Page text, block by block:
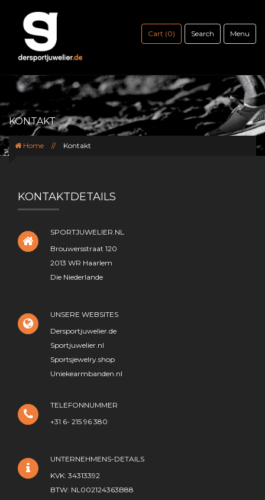
Menu
Search
Cart (0)
KONTAKT
Home // Kontakt
KONTAKTDETAILS
SPORTJUWELIER.NL
Brouwersstraat 120
2013 WR Haarlem
Die Niederlande
UNSERE WEBSITES
Dersportjuwelier.de
Sportjuwelier.nl
Sportsjewelry.shop
Uniekearmbanden.nl
TELEFONNUMMER
+31 6- 215 96 380
UNTERNEHMENS-DETAILS
KVK: 34313392
BTW: NL002124363B88